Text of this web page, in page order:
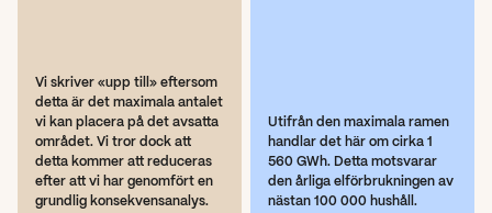
Vi skriver «upp till» eftersom
detta är det maximala antalet
vi kan placera på det avsatta
området. Vi tror dock att
detta kommer att reduceras
efter att vi har genomfört en
grundlig konsekvensanalys.
Utifrån den maximala ramen
handlar det här om cirka 1
560 GWh. Detta motsvarar
den årliga elförbrukningen av
nästan 100 000 hushåll.